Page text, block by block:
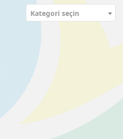
Kategori seçin